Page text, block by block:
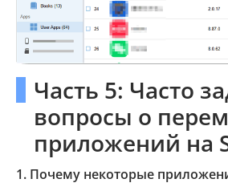
Часть 5: Часто
вопросы о
приложений на
1. Почему некоторые